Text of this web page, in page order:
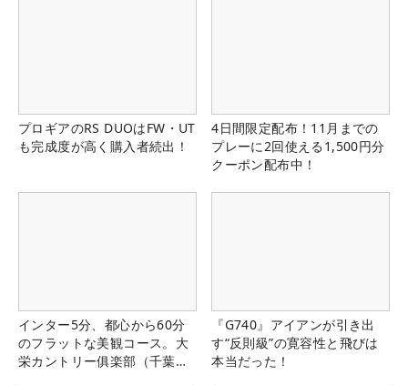
プロギアのRS DUOはFW・UT
も完成度が高く購入者続出！
4日間限定配布！11月までの
プレーに2回使える1,500円分
クーポン配布中！
インター5分、都心から60分
のフラットな美観コース。大
栄カントリー俱楽部（千葉
『G740』アイアンが引き出
す“反則級”の寛容性と飛びは
本当だった！